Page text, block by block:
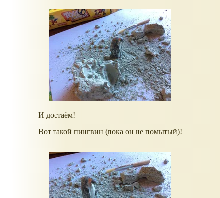
И достаём!
Вот такой пингвин (пока он не помытый)!